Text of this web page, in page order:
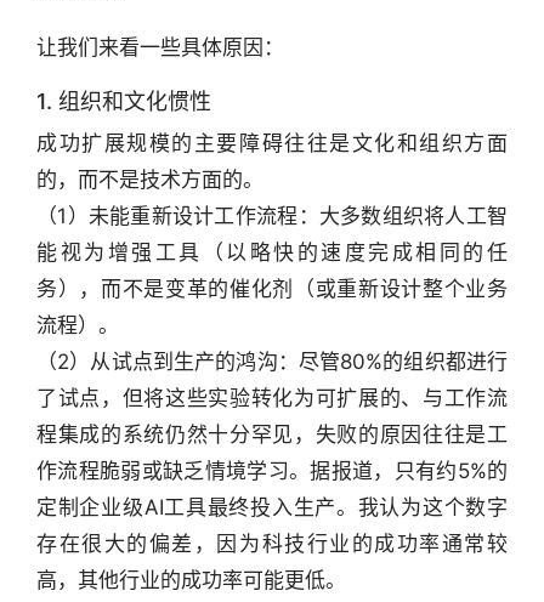
让我们来看一些具体原因：
1. 组织和文化惯性
成功扩展规模的主要障碍往往是文化和组织方面
的，而不是技术方面的。
（1）未能重新设计工作流程：大多数组织将人工智
能视为增强工具（以略快的速度完成相同的任
务），而不是变革的催化剂（或重新设计整个业务
流程）。
（2）从试点到生产的鸿沟：尽管80%的组织都进行
了试点，但将这些实验转化为可扩展的、与工作流
程集成的系统仍然十分罕见，失败的原因往往是工
作流程脆弱或缺乏情境学习。据报道，只有约5%的
定制企业级AI工具最终投入生产。我认为这个数字
存在很大的偏差，因为科技行业的成功率通常较
高，其他行业的成功率可能更低。